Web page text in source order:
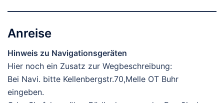
Anreise
Hinweis zu Navigationsgeräten
Hier noch ein Zusatz zur Wegbeschreibung:
Bei Navi. bitte Kellenbergstr.70,Melle OT Buhr
eingeben.